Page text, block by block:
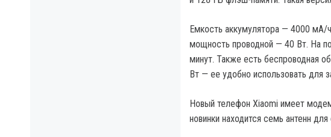
Емкость аккумулятора — 4000 мА/
мощность проводной — 40 Вт. На
минут. Также есть беспроводная
Вт — ее удобно использовать для
Новый телефон Xiaomi имеет
новинки находится семь антенн для